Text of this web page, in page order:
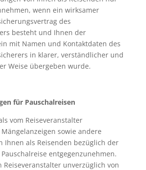
wenn ein wirksamer
des
besteht und Ihnen der
mit Namen und Kontaktdaten des
in klarer, verständlicher und
Weise übergeben wurde.
für Pauschalreisen
vom Reiseveranstalter
sowie andere
Ihnen als Reisenden bezüglich der
entgegenzunehmen.
Reiseveranstalter unverzüglich von